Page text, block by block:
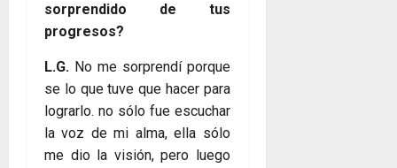
sorprendido de tus
progresos?
L.G. No me sorprendí porque
se lo que tuve que hacer para
lograrlo. no sólo fue escuchar
la voz de mi alma, ella sólo
me dio la visión, pero luego